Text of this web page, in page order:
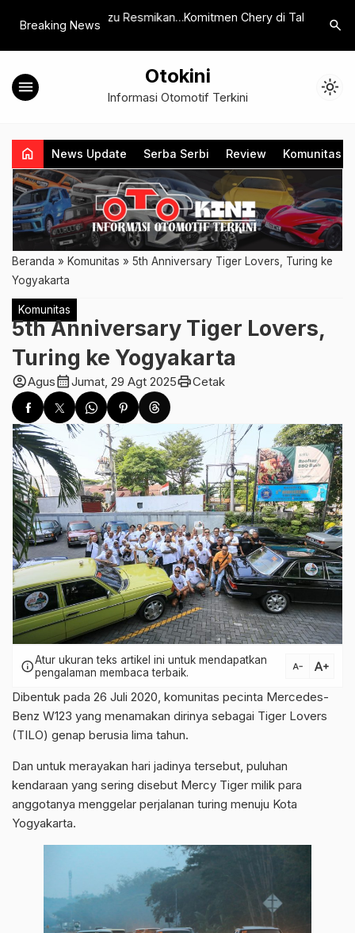
Breaking News
Surabaya
Komitmen Chery di Tahun 2026,
120 Dealer
Begini
Ketiga
search
menu Otokini
Informasi Otomotif Terkini light_mode
home News Update Serba Serbi Review Komunitas
Beranda » Komunitas » 5th Anniversary Tiger Lovers, Turing ke
Yogyakarta
Komunitas
5th Anniversary Tiger Lovers,
Turing ke Yogyakarta
account_circleAguscalendar_monthJumat, 29 Agt 2025printCetak
infoAtur ukuran teks artikel ini untuk mendapatkan
pengalaman membaca terbaik.
text_decrease text_increase
Dibentuk pada 26 Juli 2020, komunitas pecinta Mercedes-
Benz W123 yang menamakan dirinya sebagai Tiger Lovers
(TILO) genap berusia lima tahun.
Dan untuk merayakan hari jadinya tersebut, puluhan
kendaraan yang sering disebut Mercy Tiger milik para
anggotanya menggelar perjalanan turing menuju Kota
Yogyakarta.